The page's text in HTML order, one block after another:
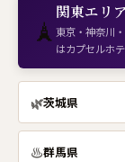
🗼
関東エリ
東京・神奈川
はカプセルホ
🌿茨城県
♨群馬県